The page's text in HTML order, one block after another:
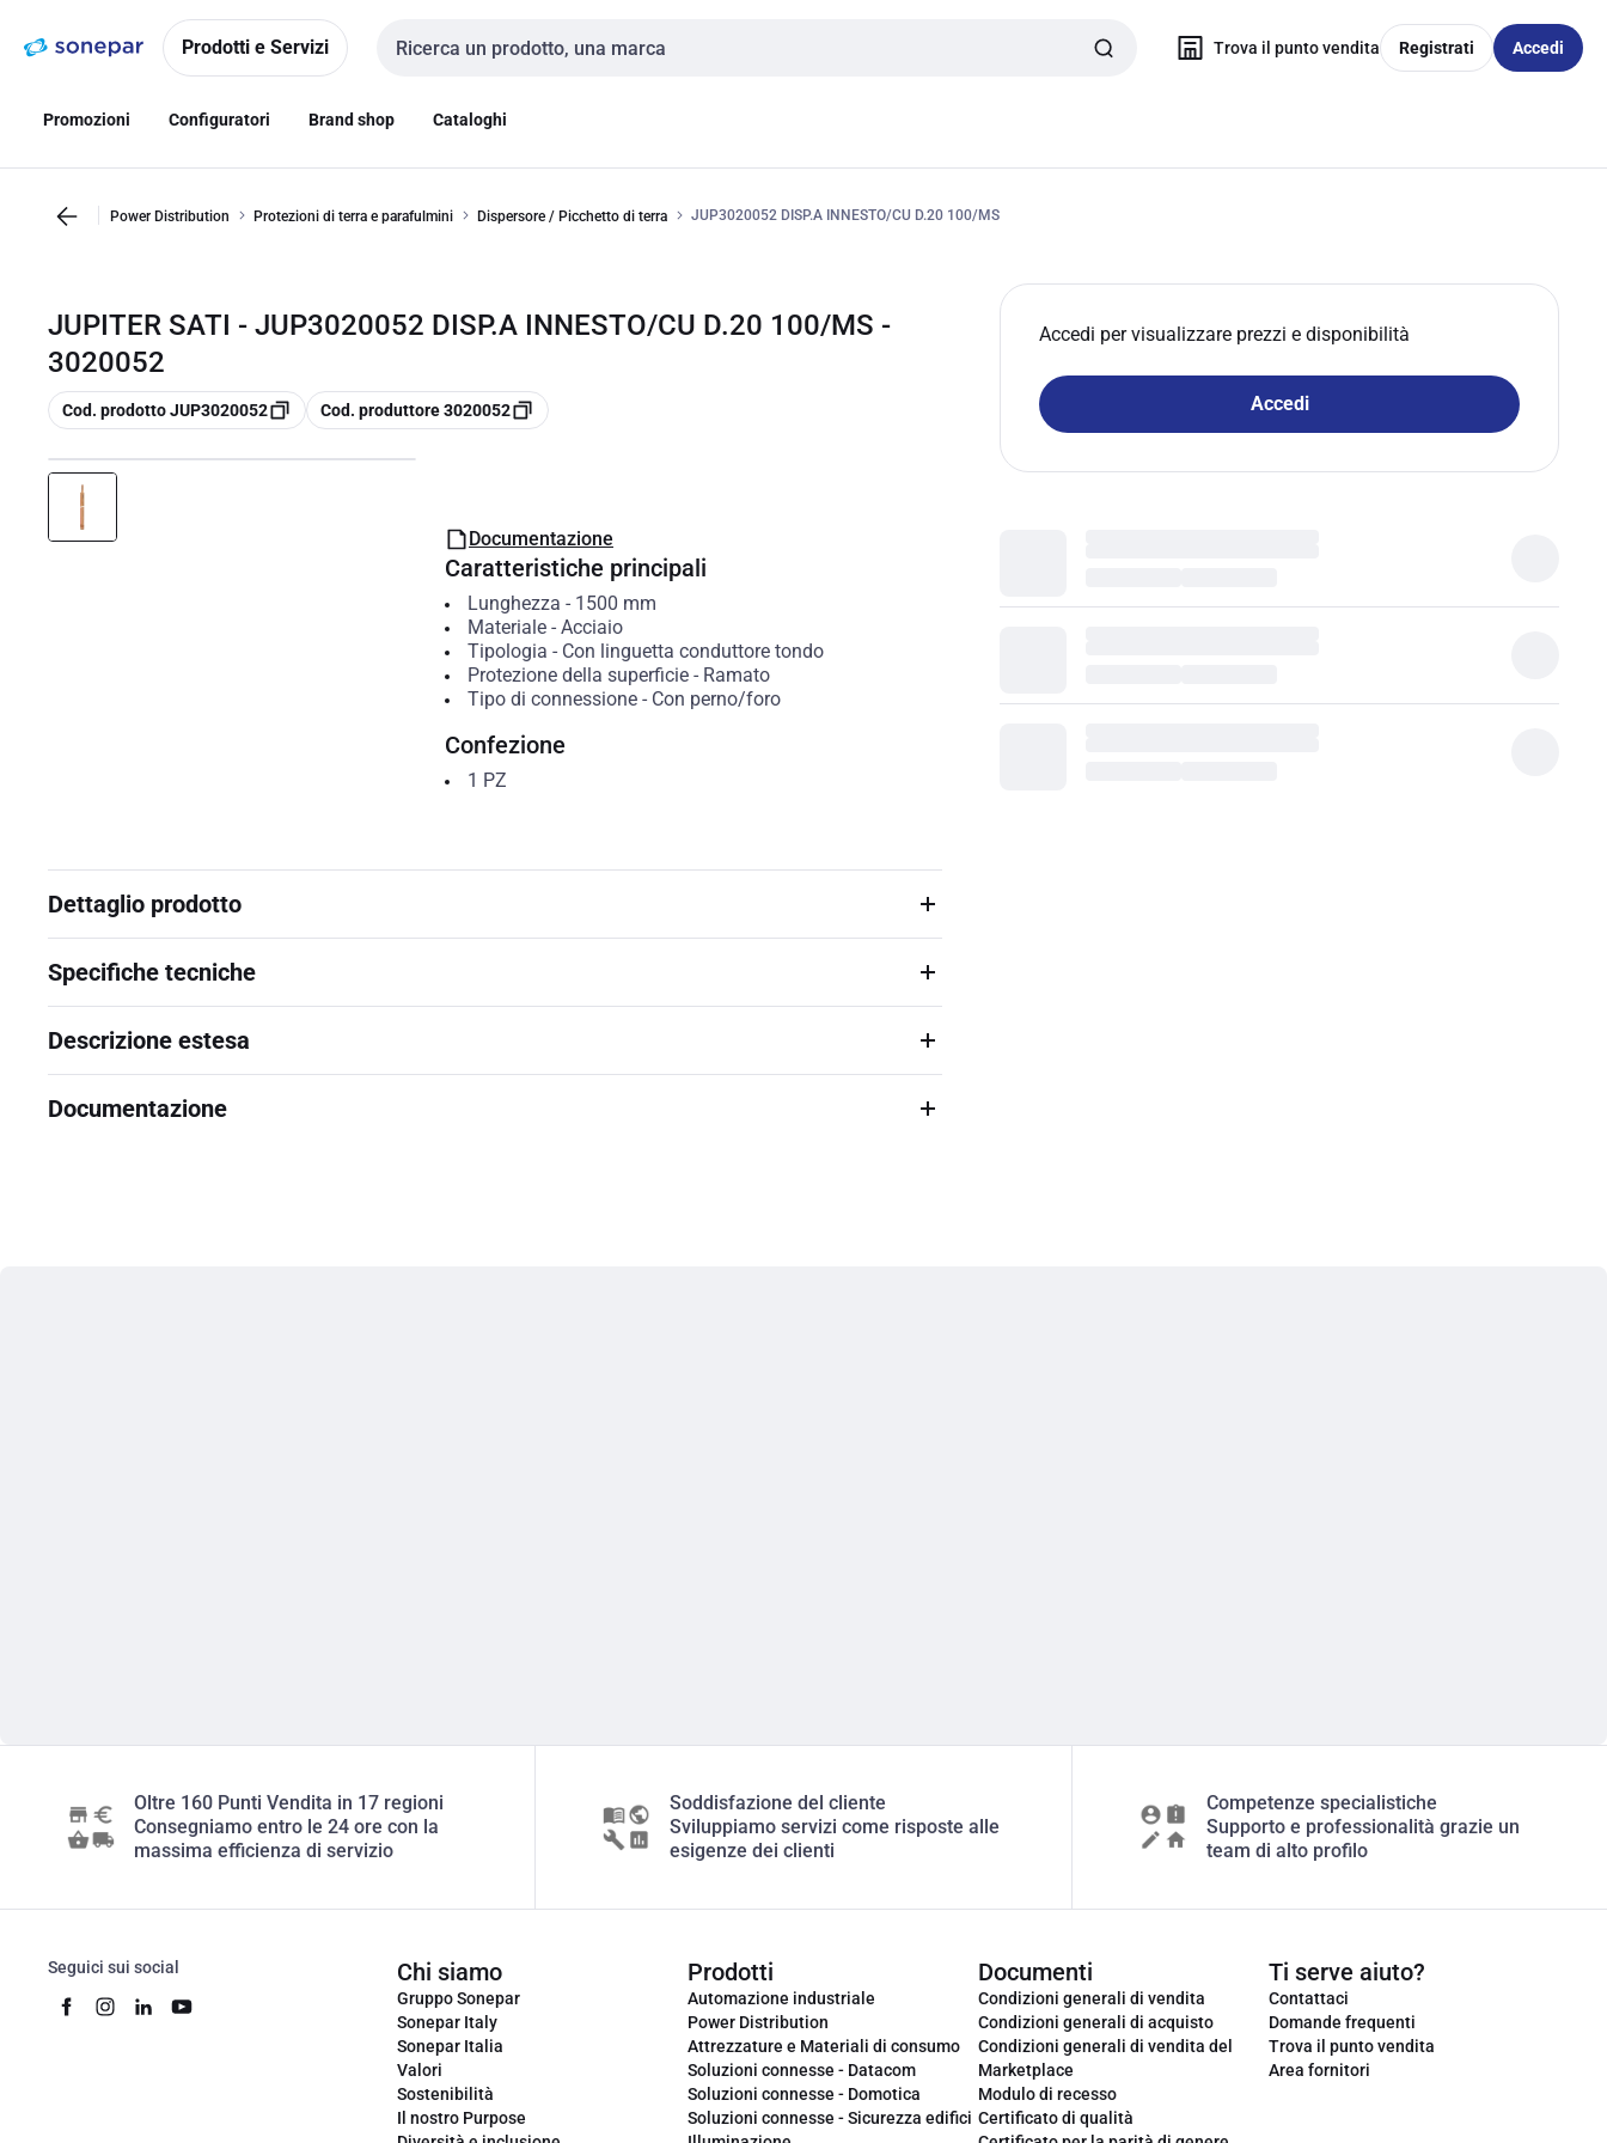
navigazionealla
Prodotti e Servizi
Cerca input
Trova il punto vendita Registrati Accedi
Promozioni Configuratori Brand shop Cataloghi
Power Distribution Protezioni di terra e parafulmini Dispersore / Picchetto di terra JUP3020052 DISP.A INNESTO/CU D.20 100/MS
JUPITER SATI - JUP3020052 DISP.A INNESTO/CU D.20 100/MS -
3020052
copia
Cod. prodotto JUP3020052 copia
Cod. produttore 3020052
Accedi per visualizzare prezzi e disponibilità
Accedi
Documentazione
Caratteristiche principali
Lunghezza - 1500 mm
Materiale- Acciaio
Tipologia - Con linguetta conduttore tondo
Protezione della superficie- Ramato
Tipo di connessione- Con perno/foro
Confezione
1 PZ
Dettaglio prodotto
Specifiche tecniche
Descrizione estesa
Documentazione
Oltre 160 Punti Vendita in 17 regioni
Consegniamo entro le 24 ore con la
massima efficienza di servizio
Soddisfazione del cliente
Sviluppiamo servizi come risposte alle
esigenze dei clienti
Competenze specialistiche
Supporto e professionalità grazie un
team di alto profilo
Seguici sui social Chi siamo
Gruppo Sonepar
Sonepar Italy
Sonepar Italia
Valori
Sostenibilità
Il nostro Purpose
Prodotti
Automazione industriale
Power Distribution
Attrezzature e Materiali di consumo
Soluzioni connesse - Datacom
Soluzioni connesse - Domotica
Soluzioni connesse - Sicurezza edifici
Documenti
Condizioni generali di vendita
Condizioni generali di acquisto
Condizioni generali di vendita del
Marketplace
Modulo di recesso
Certificato di qualità
Ti serve aiuto?
Contattaci
Domande frequenti
Trova il punto vendita
Area fornitori